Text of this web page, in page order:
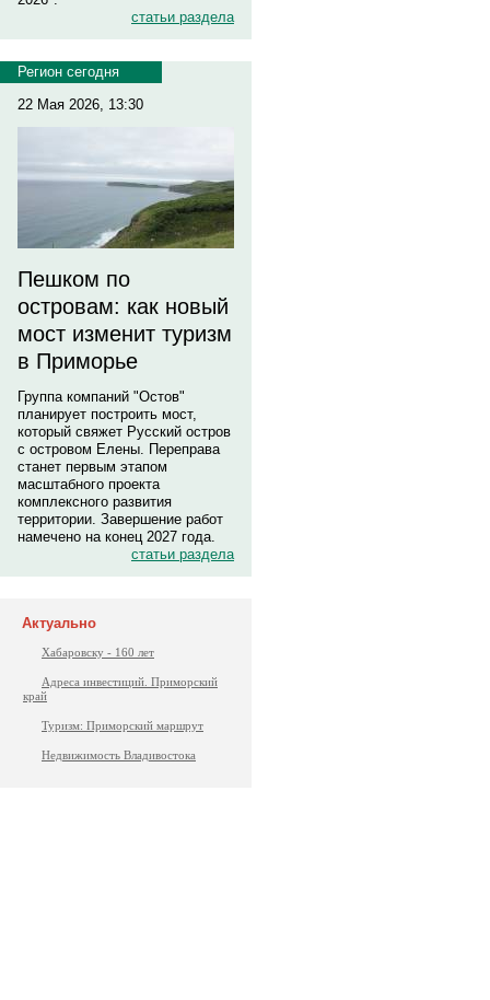
статьи раздела
Регион сегодня
22 Мая 2026, 13:30
Пешком по
островам: как новый
мост изменит туризм
в Приморье
Группа компаний "Остов"
планирует построить мост,
который свяжет Русский остров
с островом Елены. Переправа
станет первым этапом
масштабного проекта
комплексного развития
территории. Завершение работ
намечено на конец 2027 года.
статьи раздела
Актуально
Хабаровску - 160 лет
Адреса инвестиций. Приморский
край
Туризм: Приморский маршрут
Недвижимость Владивостока